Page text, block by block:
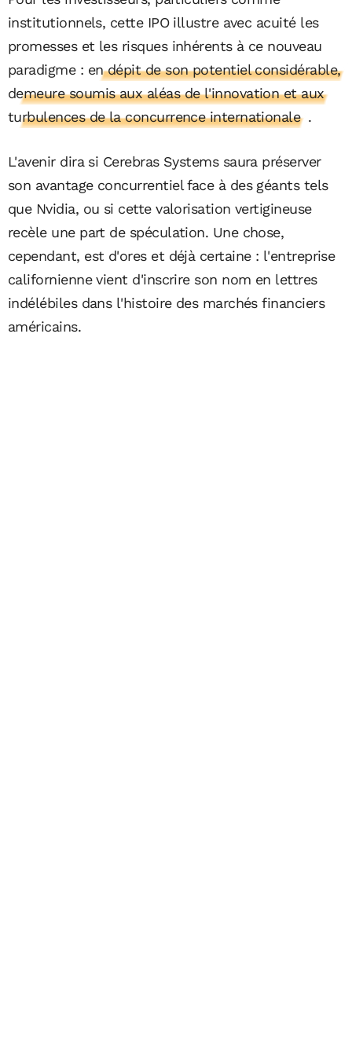
institutionnels, cette IPO illustre avec acuité les
promesses et les risques inhérents à ce nouveau
paradigme : en dépit de son potentiel considérable,
demeure soumis aux aléas de l'innovation et aux
turbulences de la concurrence internationale .
L'avenir dira si Cerebras Systems saura préserver
son avantage concurrentiel face à des géants tels
que Nvidia, ou si cette valorisation vertigineuse
recèle une part de spéculation. Une chose,
cependant, est d'ores et déjà certaine : l'entreprise
californienne vient d'inscrire son nom en lettres
indélébiles dans l'histoire des marchés financiers
américains.